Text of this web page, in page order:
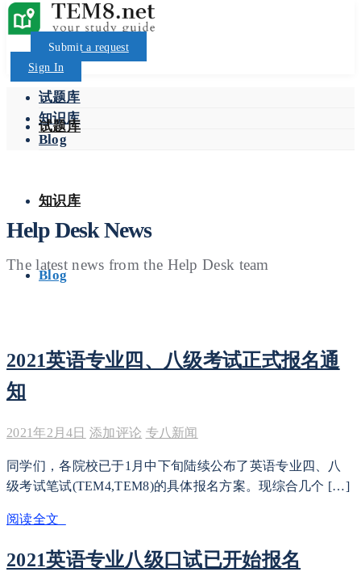
Submit a request
Sign In
试题库
知识库
Blog
试题库
知识库
Blog
Help Desk News
The latest news from the Help Desk team
2021英语专业四、八级考试正式报名通
知
2021年2月4日 添加评论 专八新闻
同学们，各院校已于1月中下旬陆续公布了英语专业四、八
级考试笔试(TEM4,TEM8)的具体报名方案。现综合几个 […]
阅读全文
2021英语专业八级口试已开始报名